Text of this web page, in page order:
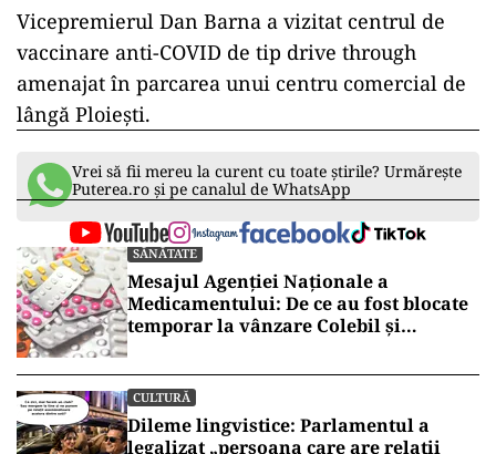
Vicepremierul Dan Barna a vizitat centrul de
vaccinare anti-COVID de tip drive through
amenajat în parcarea unui centru comercial de
lângă Ploieşti.
Vrei să fii mereu la curent cu toate știrile? Urmărește
Puterea.ro și pe canalul de WhatsApp
SĂNĂTATE
Mesajul Agenției Naționale a
Medicamentului: De ce au fost blocate
temporar la vânzare Colebil și
CULTURĂ
Dileme lingvistice: Parlamentul a
legalizat „persoana care are relații